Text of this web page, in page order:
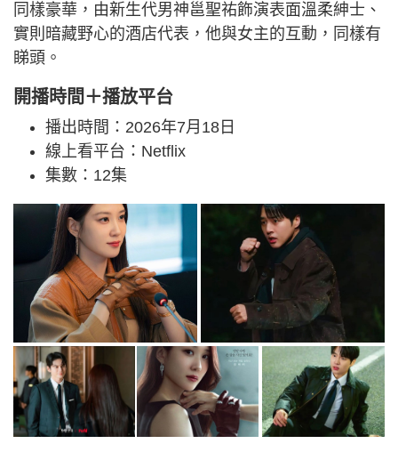
同樣豪華，由新生代男神邕聖祐飾演表面溫柔紳士、
實則暗藏野心的酒店代表，他與女主的互動，同樣有
睇頭。
開播時間＋播放平台
播出時間：2026年7月18日
線上看平台：Netflix
集數：12集